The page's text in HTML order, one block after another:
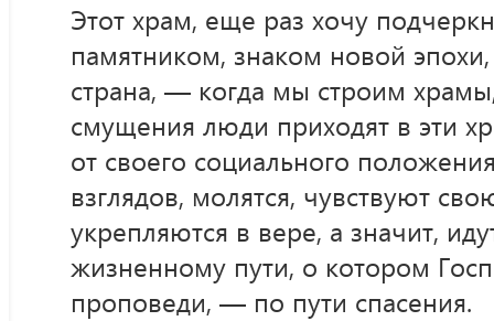
Этот храм, еще раз хочу
памятником, знаком новой
страна, — когда мы строим
смущения люди приходят в эти
от своего социального
взглядов, молятся, чувствуют
укрепляются в вере, а значит,
жизненному пути, о котором
проповеди, — по пути спасения.